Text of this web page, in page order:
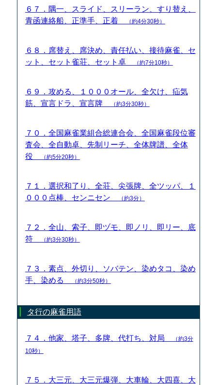
６７．隅一、スライド、スリーラン、すり替え、
青函連絡船、正準手、正着
（約4分30秒）
６８．席替え、席決め、責任払い、接待麻雀、セ
ット、セット雀荘、セット卓
（約7分10秒）
６９．攻める、１０００オール、全欠け、疝気
筋、宣言ドラ、宣言牌
（約3分30秒）
７０．全国麻雀業組合総連合会、全国麻雀段位審
査会、全自動卓、先制リーチ、全体牌譜、全体
役
（約5分20秒）
７１．選択和了り、全荘、尖張牌、全ツッパ、１
０００点棒、センニセン
（約3分）
７２．全山、索子、即ヅモ、即ノリ、即リー、底
符
（約3分30秒）
７３．素点、外切り、ソバテン、染めタコ、染め
手、染める
（約3分50秒）
タ行の麻雀用語
７４．他家、塔子、多牌、代打ち、対局
（約3分
10秒）
７５．大三元、大三元爆弾、大車輪、大四喜、大